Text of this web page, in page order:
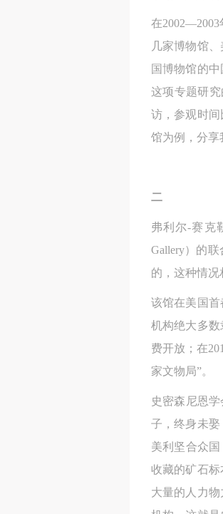
在
几家博物馆
国博物馆的
这项专题研
访，参观时
馆为例，分享
二
弗利尔-赛克
Gallery）的
的，这种情况
该馆在美国
机构绝大多数
费开放；在
家文物局”。
史密森尼恩学
子，终身未
美利坚合众
收藏的矿石
大量的人力